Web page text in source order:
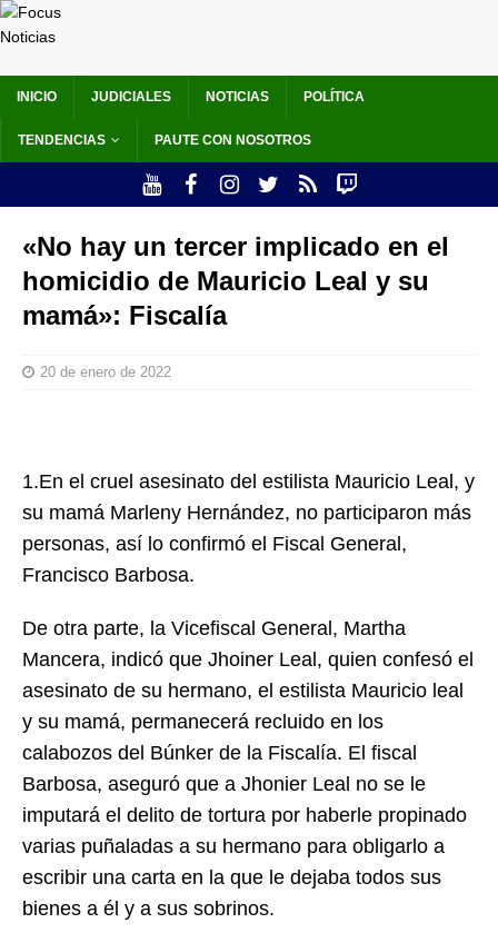
INICIO JUDICIALES NOTICIAS POLÍTICA
TENDENCIAS PAUTE CON NOSOTROS
«No hay un tercer implicado en el
homicidio de Mauricio Leal y su
mamá»: Fiscalía
20 de enero de 2022
1.En el cruel asesinato del estilista Mauricio Leal, y
su mamá Marleny Hernández, no participaron más
personas, así lo confirmó el Fiscal General,
Francisco Barbosa.
De otra parte, la Vicefiscal General, Martha
Mancera, indicó que Jhoiner Leal, quien confesó el
asesinato de su hermano, el estilista Mauricio leal
y su mamá, permanecerá recluido en los
calabozos del Búnker de la Fiscalía. El fiscal
Barbosa, aseguró que a Jhonier Leal no se le
imputará el delito de tortura por haberle propinado
varias puñaladas a su hermano para obligarlo a
escribir una carta en la que le dejaba todos sus
bienes a él y a sus sobrinos.